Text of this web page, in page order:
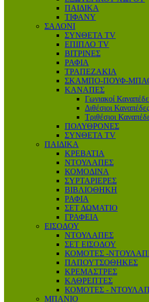
ΠΑΙΔΙΚΑ
ΤΙΦΑΝΥ
ΣΑΛΟΝΙ
ΣΥΝΘΕΤΑ TV
ΕΠΙΠΛΟ ΤV
ΒΙΤΡΙΝΕΣ
ΡΑΦΙΑ
ΤΡΑΠΕΖΑΚΙΑ
ΣΚΑΜΠΟ-ΠΟΥΦ-
ΚΑΝΑΠΕΣ
Γωνιακοί
Διθέσιοι Καναπέδες
Τριθέσιοι
ΠΟΛΥΘΡΟΝΕΣ
ΣΥΝΘΕΤΑ TV
ΠΑΙΔΙΚΑ
ΚΡΕΒΑΤΙΑ
ΝΤΟΥΛΑΠΕΣ
ΚΟΜΟΔΙΝΑ
ΣΥΡΤΑΡΙΕΡΕΣ
ΒΙΒΛΙΟΘΗΚΗ
ΡΑΦΙΑ
ΣΕΤ ΔΩΜΑΤΙΟ
ΓΡΑΦΕΙΑ
ΕΙΣΟΔΟΥ
ΝΤΟΥΛΑΠΕΣ
ΣΕΤ ΕΙΣΟΔΟΥ
ΚΟΜΟΤΕΣ -
ΠΑΠΟΥΤΣΟΘΗΚΕΣ
ΚΡΕΜΑΣΤΡΕΣ
ΚΑΘΡΕΠΤΕΣ
ΚΟΜΟΤΕΣ -
ΜΠΑΝΙΟ